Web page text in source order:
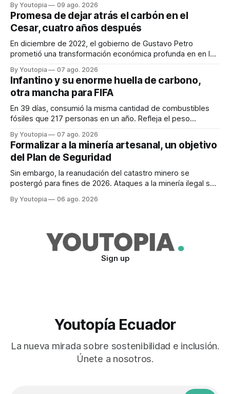
By Youtopia 09 ago. 2026
Promesa de dejar atrás el carbón en el
Cesar, cuatro años después
En diciembre de 2022, el gobierno de Gustavo Petro
prometió una transformación económica profunda en en la
By Youtopia 07 ago. 2026
Infantino y su enorme huella de carbono,
otra mancha para FIFA
En 39 días, consumió la misma cantidad de combustibles
fósiles que 217 personas en un año. Refleja el peso
By Youtopia 07 ago. 2026
Formalizar a la minería artesanal, un objetivo
del Plan de Seguridad
Sin embargo, la reanudación del catastro minero se
postergó para fines de 2026. Ataques a la minería ilegal se
By Youtopia 06 ago. 2026
Sign up
Youtopía Ecuador
La nueva mirada sobre sostenibilidad e inclusión.
Únete a nosotros.